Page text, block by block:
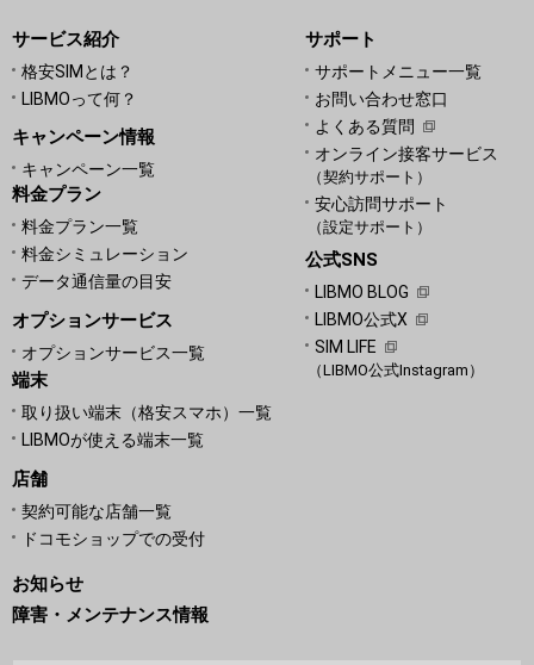
サービス紹介
格安SIMとは？
LIBMOって何？
キャンペーン情報
キャンペーン一覧
料金プラン
料金プラン一覧
料金シミュレーション
データ通信量の目安
オプションサービス
オプションサービス一覧
端末
取り扱い端末（格安スマホ）一覧
LIBMOが使える端末一覧
店舗
契約可能な店舗一覧
ドコモショップでの受付
サポート
サポートメニュー一覧
お問い合わせ窓口
よくある質問
オンライン接客サービス
（契約サポート）
安心訪問サポート
（設定サポート）
公式SNS
LIBMO BLOG
LIBMO公式X
SIM LIFE
（LIBMO公式Instagram）
お知らせ
障害・メンテナンス情報